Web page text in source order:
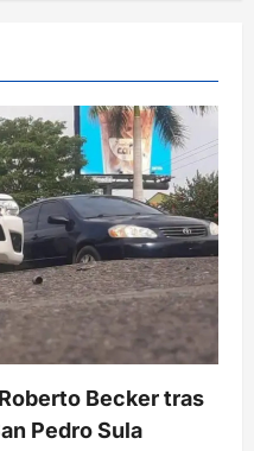
Becker tras
Pedro Sula